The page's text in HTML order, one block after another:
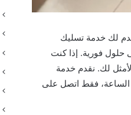
لك خدمة تسليك
اتصل الآن على 0096550224487 وستحصل على حلول فورية. إذا كنت
لك. نقدم خدمة
الساعة، فقط اتصل على